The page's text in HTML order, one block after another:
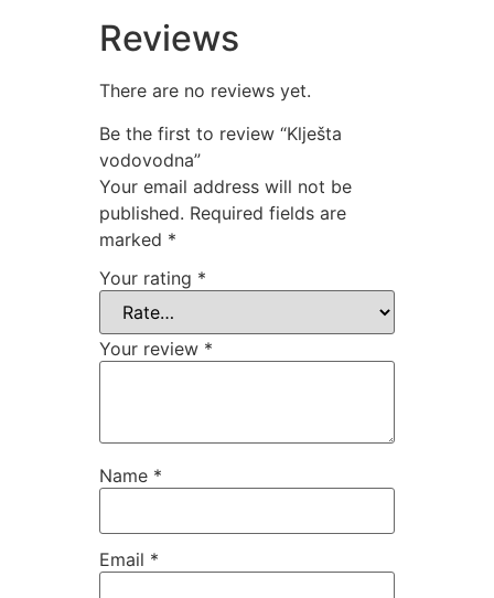
Reviews
There are no reviews yet.
Be the first to review “Klješta
vodovodna”
Your email address will not be
published. Required fields are
marked *
Your rating *
Your review *
Name *
Email *